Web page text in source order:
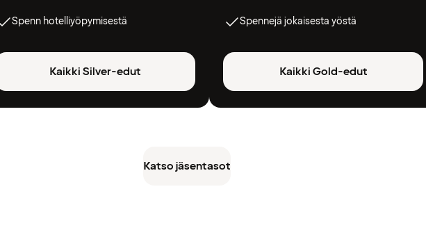
Spenn hotelliyöpymisestä
Kaikki Silver-edut
Spennejä jokaisesta yöstä
Kaikki Gold-edut
Katso jäsentasot